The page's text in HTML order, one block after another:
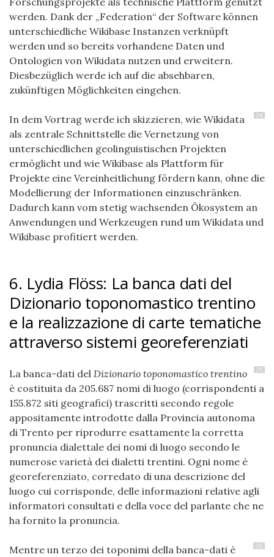
werden. Dank der „Federation“ der Software können
unterschiedliche Wikibase Instanzen verknüpft
werden und so bereits vorhandene Daten und
Ontologien von Wikidata nutzen und erweitern.
Diesbezüglich werde ich auf die absehbaren,
zukünftigen Möglichkeiten eingehen.
24
In dem Vortrag werde ich skizzieren, wie Wikidata
als zentrale Schnittstelle die Vernetzung von
unterschiedlichen geolinguistischen Projekten
ermöglicht und wie Wikibase als Plattform für
Projekte eine Vereinheitlichung fördern kann, ohne die
Modellierung der Informationen einzuschränken.
Dadurch kann vom stetig wachsenden Ökosystem an
Anwendungen und Werkzeugen rund um Wikidata und
Wikibase profitiert werden.
6. Lydia Flöss: La banca dati del
Dizionario toponomastico trentino
e la realizzazione di carte tematiche
attraverso sistemi georeferenziati
25
La banca-dati del Dizionario toponomastico trentino
è costituita da 205.687 nomi di luogo (corrispondenti a
155.872 siti geografici) trascritti secondo regole
appositamente introdotte dalla Provincia autonoma
di Trento per riprodurre esattamente la corretta
pronuncia dialettale dei nomi di luogo secondo le
numerose varietà dei dialetti trentini. Ogni nome è
georeferenziato, corredato di una descrizione del
luogo cui corrisponde, delle informazioni relative agli
informatori consultati e della voce del parlante che ne
ha fornito la pronuncia.
26
Mentre un terzo dei toponimi della banca-dati è